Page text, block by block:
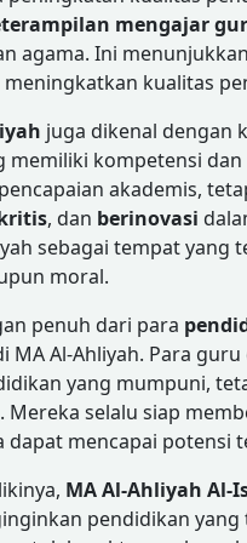
mengajar
agama. Ini
kualitas
juga dikenal dengan
memiliki kompetensi
akademis,
, dan berinovasi
sebagai tempat yang
moral.
penuh dari para
Al-Ahliyah. Para guru
yang mumpuni,
selalu siap
mencapai potensi
MA Al-Ahliyah Al-
pendidikan